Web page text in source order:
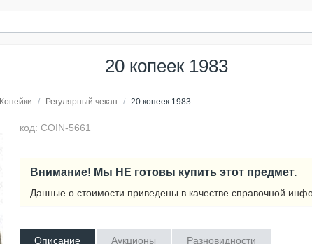
20 копеек 1983
Копейки / Регулярный чекан / 20 копеек 1983
код: COIN-5661
Внимание! Мы НЕ готовы купить этот предмет.
Данные о стоимости приведены в качестве справочной
Описание Аукционы Разновидности